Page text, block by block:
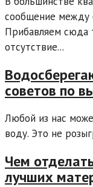
сообщение между
Прибавляем сюда
отсутствие...
советов по
Любой из нас
воду. Это не
Чем
лучших